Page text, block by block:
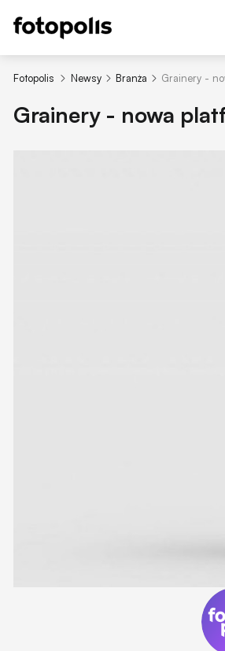
Fotopolis Newsy Branża Grainery -
Grainery - nowa